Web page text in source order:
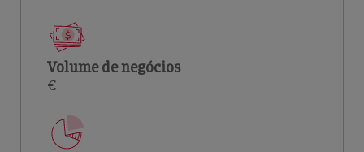
Volume de negócios
€